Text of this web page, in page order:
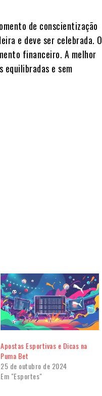
de conscientização
e deve ser celebrada. O
financeiro. A melhor
e sem
Apostas Esportivas e Dicas na
Puma Bet
25 de outubro de 2024
Em "Esportes"